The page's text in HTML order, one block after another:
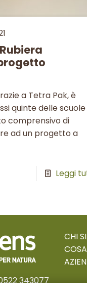
a Tetra Pak, è
quinte delle scuole
comprensivo di
ad un progetto a
Leggi
343077
CHI